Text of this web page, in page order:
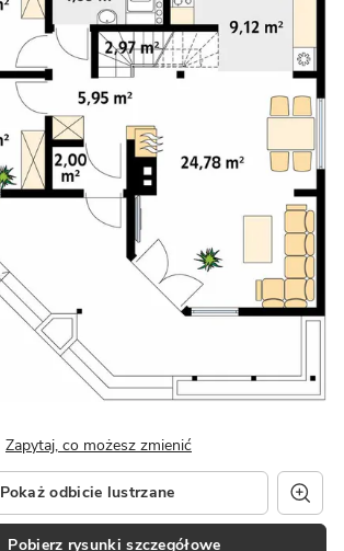
Zapytaj, co możesz zmienić
Pokaż odbicie lustrzane
Pobierz rysunki szczegółowe